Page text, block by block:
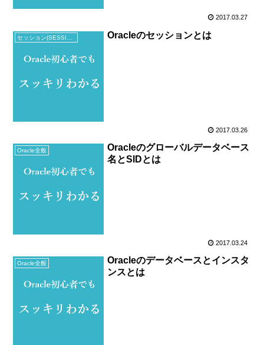
2017.03.27
Oracleのセッションとは
2017.03.26
Oracle全般
Oracleのグローバルデータベース
名とSIDとは
2017.03.24
Oracle全般
Oracleのデータベースとインスタ
ンスとは